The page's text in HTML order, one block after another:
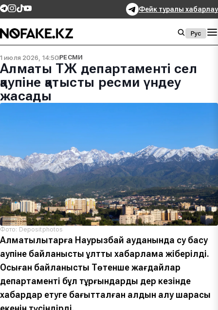
Фейк туралы хабарлау
Рус
1 июля 2026, 14:50РЕСМИ
Алматы ТЖ департаменті сел
қаупіне қатысты ресми үндеу
жасады
Фото: Depositphotos
Алматылықтарға Наурызбай ауданында су басу
қаупіне байланысты ұлттық хабарлама жіберілді.
Осыған байланысты Төтенше жағдайлар
департаменті бұл тұрғындарды дер кезінде
хабардар етуге бағытталған алдын алу шарасы